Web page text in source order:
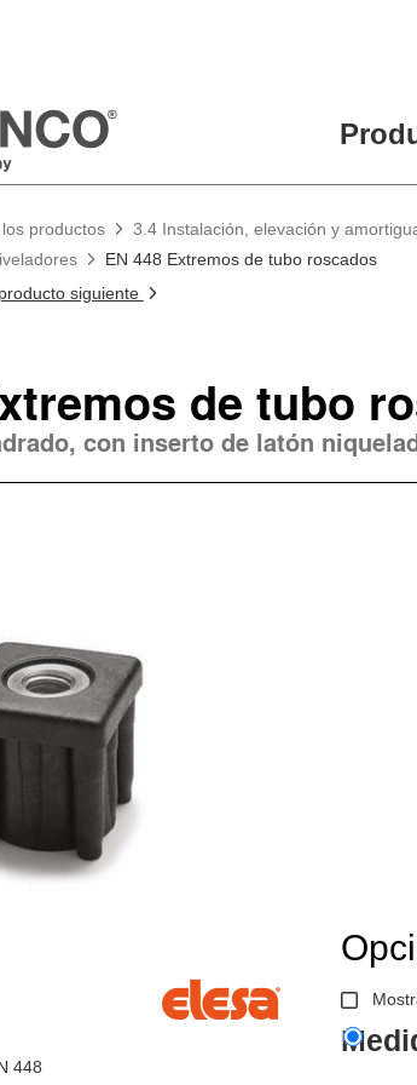
productos
3.4 Instalación, elevación y
EN 448 Extremos de tubo roscados
producto siguiente
de tubo
con inserto de latón
448